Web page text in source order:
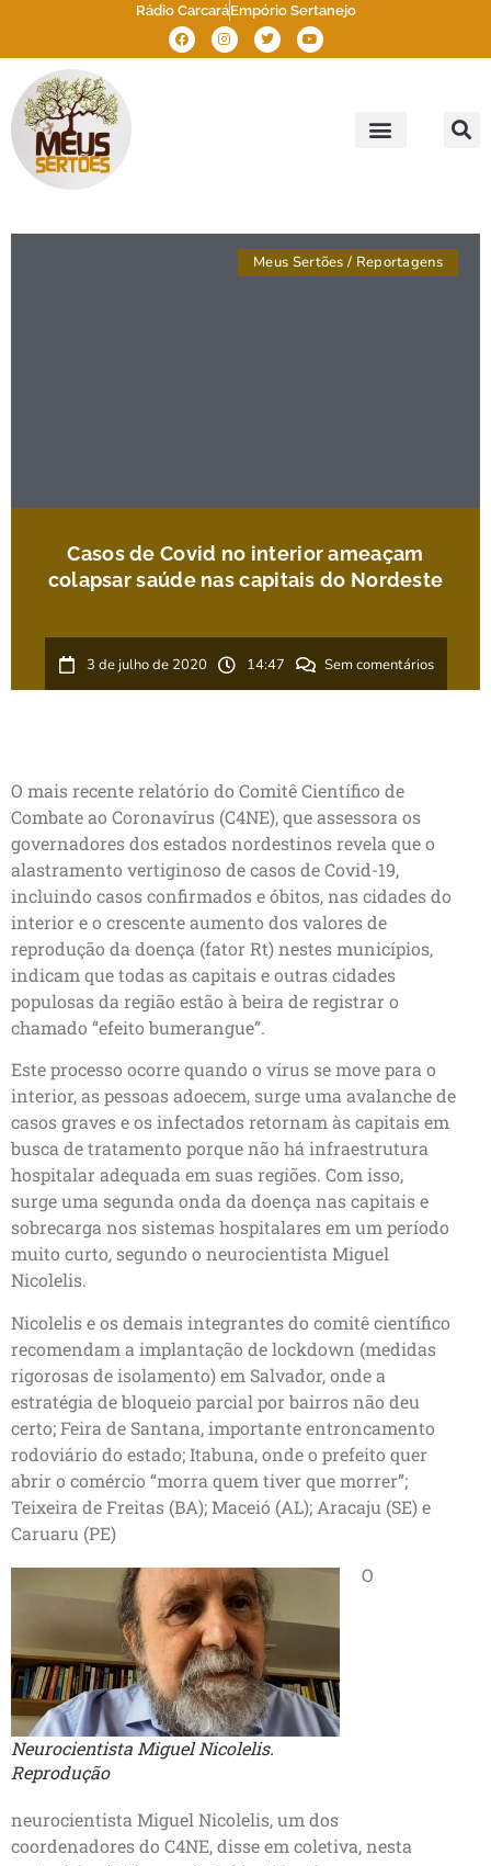
Rádio CarcaráEmpório Sertanejo
Meus Sertões / Reportagens
Casos de Covid no interior ameaçam
colapsar saúde nas capitais do Nordeste
3 de julho de 2020 14:47 Sem comentários
O mais recente relatório do Comitê Científico de
Combate ao Coronavírus (C4NE), que assessora os
governadores dos estados nordestinos revela que o
alastramento vertiginoso de casos de Covid-19,
incluindo casos confirmados e óbitos, nas cidades do
interior e o crescente aumento dos valores de
reprodução da doença (fator Rt) nestes municípios,
indicam que todas as capitais e outras cidades
populosas da região estão à beira de registrar o
chamado “efeito bumerangue”.
Este processo ocorre quando o vírus se move para o
interior, as pessoas adoecem, surge uma avalanche de
casos graves e os infectados retornam às capitais em
busca de tratamento porque não há infraestrutura
hospitalar adequada em suas regiões. Com isso,
surge uma segunda onda da doença nas capitais e
sobrecarga nos sistemas hospitalares em um período
muito curto, segundo o neurocientista Miguel
Nicolelis.
Nicolelis e os demais integrantes do comitê científico
recomendam a implantação de lockdown (medidas
rigorosas de isolamento) em Salvador, onde a
estratégia de bloqueio parcial por bairros não deu
certo; Feira de Santana, importante entroncamento
rodoviário do estado; Itabuna, onde o prefeito quer
abrir o comércio “morra quem tiver que morrer”;
Teixeira de Freitas (BA); Maceió (AL); Aracaju (SE) e
Caruaru (PE)
Neurocientista Miguel Nicolelis.
Reprodução
O
neurocientista Miguel Nicolelis, um dos
coordenadores do C4NE, disse em coletiva, nesta